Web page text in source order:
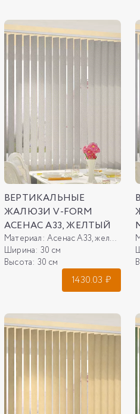
ВЕРТИКАЛЬНЫЕ
ЖАЛЮЗИ V-FORM
АСЕНАС А33, ЖЕЛТЫЙ
Материал: Асенас А33, желтый
Ширина: 30 см
Высота: 30 см
1430.03 ₽